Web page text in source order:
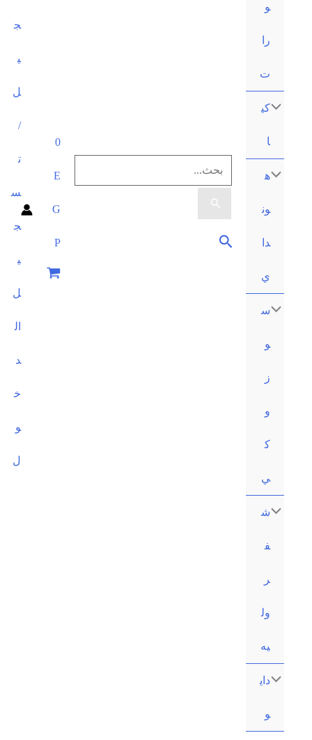
و
را
ت
كي
ا
ه
ون
دا
ي
س
و
ز
و
ك
ي
ش
ف
ر
ول
يه
داي
و
البحث
عن:
البحث
0
E
G
P
ج
ي
ل
/
ت
س
ج
ي
ل
ال
د
خ
و
ل